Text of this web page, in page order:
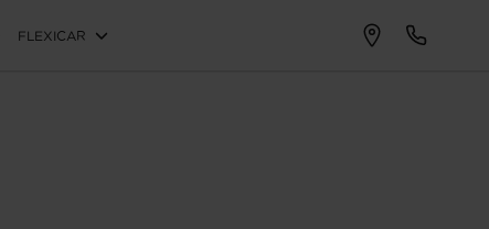
FLEXICAR